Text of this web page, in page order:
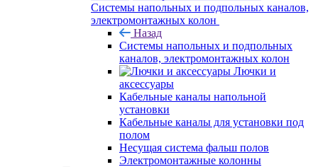
Системы напольных и подпольных каналов,
электромонтажных колон
Назад
Системы напольных и подпольных
каналов, электромонтажных колон
Лючки и
аксессуары
Кабельные каналы напольной
установки
Кабельные каналы для установки под
полом
Несущая система фальш полов
Электромонтажные колонны